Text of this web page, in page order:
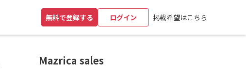
Mazrica sales
無料で登録する ログイン 掲載希望はこちら